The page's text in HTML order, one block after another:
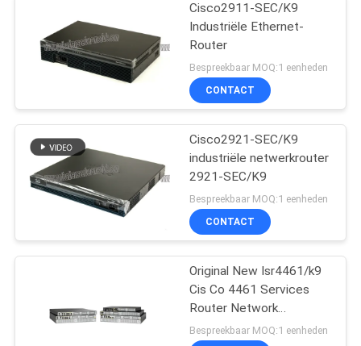
Cisco2911-SEC/K9
Industriële Ethernet-
Router
Bespreekbaar MOQ:1 eenheden
CONTACT
Cisco2921-SEC/K9
industriële netwerkrouter
2921-SEC/K9
Bespreekbaar MOQ:1 eenheden
CONTACT
Original New Isr4461/k9
Cis Co 4461 Services
Router Network
PouterISR4461/K9
Bespreekbaar MOQ:1 eenheden